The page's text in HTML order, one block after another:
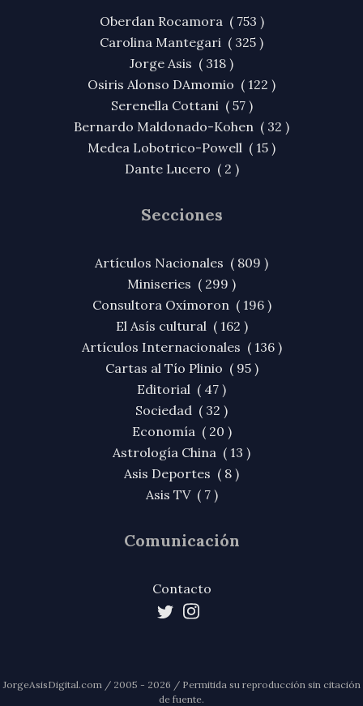
Oberdan Rocamora ( 753 )
Carolina Mantegari ( 325 )
Jorge Asis ( 318 )
Osiris Alonso DAmomio ( 122 )
Serenella Cottani ( 57 )
Bernardo Maldonado-Kohen ( 32 )
Medea Lobotrico-Powell ( 15 )
Dante Lucero ( 2 )
Secciones
Artículos Nacionales ( 809 )
Miniseries ( 299 )
Consultora Oxímoron ( 196 )
El Asís cultural ( 162 )
Artículos Internacionales ( 136 )
Cartas al Tío Plinio ( 95 )
Editorial ( 47 )
Sociedad ( 32 )
Economía ( 20 )
Astrología China ( 13 )
Asis Deportes ( 8 )
Asis TV ( 7 )
Comunicación
Contacto
JorgeAsisDigital.com / 2005 - 2026 / Permitida su reproducción sin citación
de fuente.